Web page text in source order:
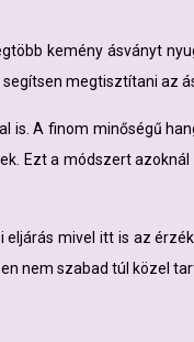
kemény ásványt
megtisztítani az
is. A finom minőségű
Ezt a módszert
mivel itt is az
nem szabad túl közel